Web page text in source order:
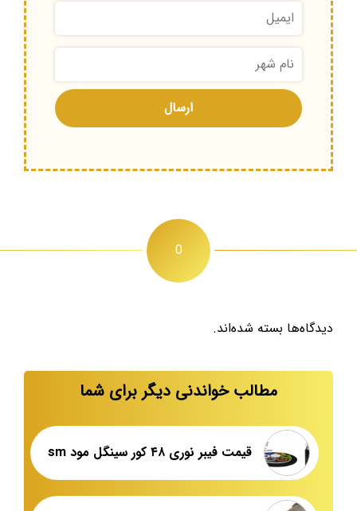
0
دیدگاه‌ها بسته شده‌اند.
مطالب خواندنی دیگر برای شما
قیمت فیبر نوری ۴۸ کور سینگل مود sm